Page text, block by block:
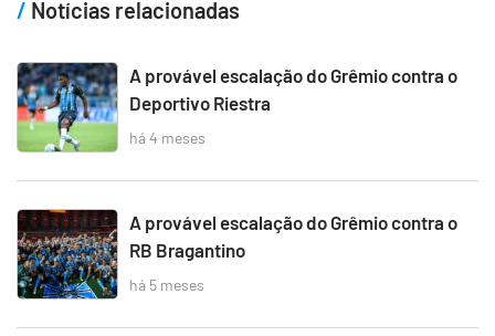
Notícias relacionadas
A provável escalação do Grêmio contra o
Deportivo Riestra
há 4 meses
A provável escalação do Grêmio contra o
RB Bragantino
há 5 meses